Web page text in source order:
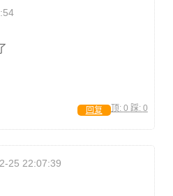
顶: 0 踩: 0
回复
25 22:07:39